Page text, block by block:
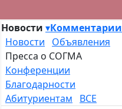
Новости ▾Комментарии
Новости
Объявления
Пресса о СОГМА
Конференции
Благодарности
Абитуриентам
ВСЕ